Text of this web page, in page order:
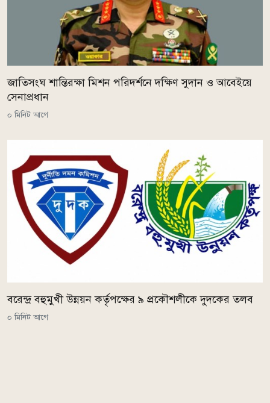
জাতিসংঘ শান্তিরক্ষা মিশন পরিদর্শনে দক্ষিণ সুদান ও আবেইয়ে
সেনাপ্রধান
০ মিনিট আগে
বরেন্দ্র বহুমুখী উন্নয়ন কর্তৃপক্ষের ৯ প্রকৌশলীকে দুদকের তলব
০ মিনিট আগে